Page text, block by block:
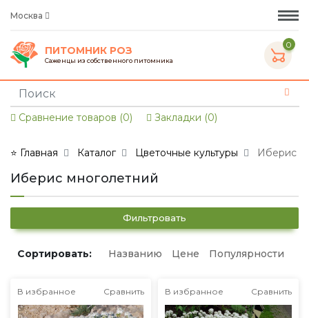
Москва
ПИТОМНИК РОЗ
Саженцы из собственного питомника
0
Сравнение товаров (0) Закладки (0)
⭐ Главная Каталог Цветочные культуры Иберис
Иберис многолетний
Фильтровать
Сортировать: Названию Цене Популярности
В избранное Сравнить В избранное Сравнить